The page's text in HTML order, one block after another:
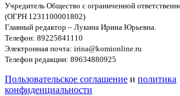
Учредитель Общество с ограниченной
(ОГРН 1231100001802)
Главный редактор – Лукина Ирина Юрьевна.
Телефон: 89225841110
Электронная почта: irina@komionline.ru
Телефон редакции: 89634880925
Пользовательское соглашение и политика
конфиденциальности